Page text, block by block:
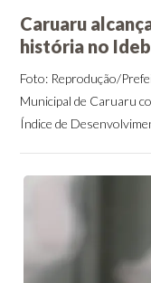
Caruaru
história no Ideb
Foto: Reprodução/
Municipal de Caruaru
Índice de